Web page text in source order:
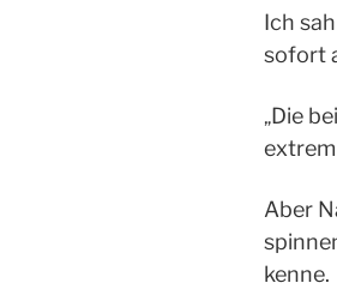
Ich
sofort
„Die
Aber
kenne.